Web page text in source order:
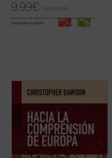
9,99€ IVA incluido
disponible en ebook:
En tiempos de fuertes rechazos y dudas
sobre la validez del proyecto europeo y,
comprensión de Europa
resulta un texto
tan iluminador como cuando se publicó por
(ver ficha)